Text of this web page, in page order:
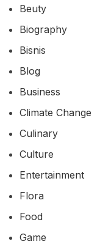
Beuty
Biography
Bisnis
Blog
Business
Climate Change
Culinary
Culture
Entertainment
Flora
Food
Game